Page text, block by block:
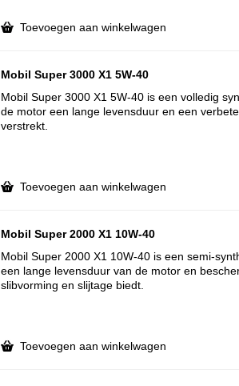
Toevoegen aan winkelwagen
Mobil Super 3000 X1 5W-40
Mobil Super 3000 X1 5W-40 is een volledig
de motor een lange levensduur en een
verstrekt.
Toevoegen aan winkelwagen
Mobil Super 2000 X1 10W-40
Mobil Super 2000 X1 10W-40 is een semi-
een lange levensduur van de motor en
slibvorming en slijtage biedt.
Toevoegen aan winkelwagen